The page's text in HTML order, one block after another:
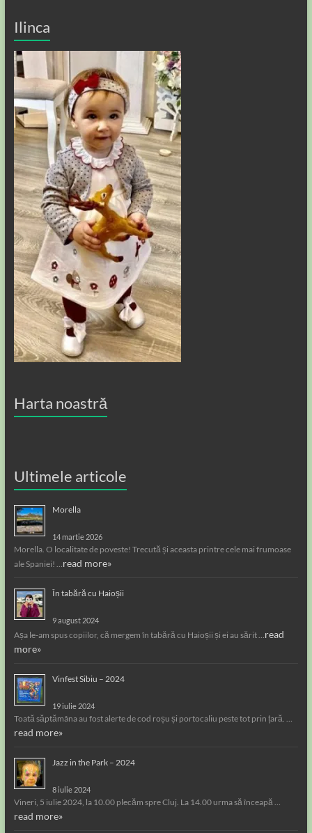
Ilinca
Harta noastră
Ultimele articole
Morella
14 martie 2026
Morella. O localitate de poveste! Trecută și aceasta printre cele mai frumoase
ale Spaniei! …read more»
În tabără cu Haioșii
9 august 2024
Așa le-am spus copiilor, că mergem în tabără cu Haioșii și ei au sărit …read
more»
Vinfest Sibiu – 2024
19 iulie 2024
Toată săptămâna au fost alerte de cod roșu și portocaliu peste tot prin țară. …
read more»
Jazz in the Park – 2024
8 iulie 2024
Vineri, 5 iulie 2024, la 10.00 plecăm spre Cluj. La 14.00 urma să înceapă …
read more»